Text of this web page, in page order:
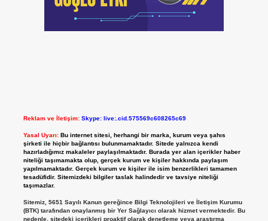
Reklam ve İletişim: Skype: live:.cid.575569c608265c69
Yasal Uyarı: Bu internet sitesi, herhangi bir marka, kurum veya şahıs
şirketi ile hiçbir bağlantısı bulunmamaktadır. Sitede yalnızca kendi
hazırladığımız makaleler paylaşılmaktadır. Burada yer alan içerikler haber
niteliği taşımamakta olup, gerçek kurum ve kişiler hakkında paylaşım
yapılmamaktadır. Gerçek kurum ve kişiler ile isim benzerlikleri tamamen
tesadüfidir. Sitemizdeki bilgiler taslak halindedir ve tavsiye niteliği
taşımazlar.
Sitemiz, 5651 Sayılı Kanun gereğince Bilgi Teknolojileri ve İletişim Kurumu
(BTK) tarafından onaylanmış bir Yer Sağlayıcı olarak hizmet vermektedir. Bu
nedenle, sitedeki içerikleri proaktif olarak denetleme veya araştırma